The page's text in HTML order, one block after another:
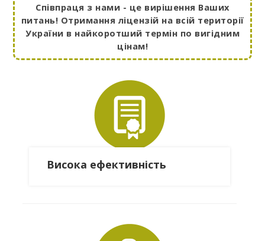
Співпраця з нами - це вирішення Ваших
питань! Отримання ліцензій на всій території
України в найкоротший термін по вигідним
цінам!
Висока ефективність